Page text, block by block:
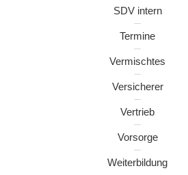
SDV intern
Termine
Vermischtes
Versicherer
Vertrieb
Vorsorge
Weiterbildung